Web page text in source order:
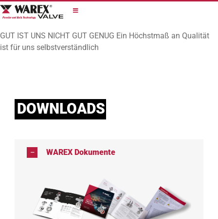
Zum
Inhalt
GUT IST UNS NICHT GUT GENUG Ein Höchstmaß an Qualität
ist für uns selbstverständlich
DOWNLOADS
WAREX Dokumente